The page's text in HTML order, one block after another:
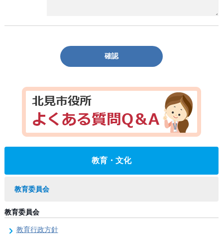
確認
教育・文化
教育委員会
教育委員会
教育行政方針